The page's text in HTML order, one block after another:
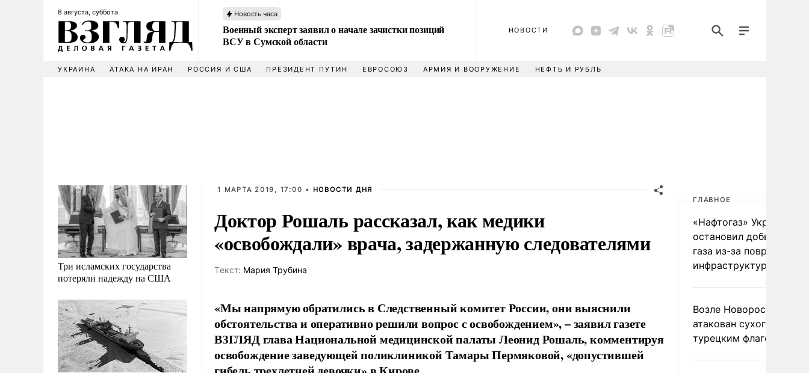
8 августа, суббота Новость часа
Военный эксперт заявил о начале зачистки позиций
ВСУ в Сумской области
НОВОСТИ
УКРАИНА АТАКА НА ИРАН РОССИЯ И США ПРЕЗИДЕНТ ПУТИН ЕВРОСОЮЗ АРМИЯ И ВООРУЖЕНИЕ НЕФТЬ И РУБЛЬ
Три исламских государства
потеряли надежду на США
1 МАРТА 2019, 17:00 • НОВОСТИ ДНЯ
Доктор Рошаль рассказал, как медики
«освобождали» врача, задержанную следователями
Tекст: Мария Трубина
«Мы напрямую обратились в Следственный комитет России, они выяснили
обстоятельства и оперативно решили вопрос с освобождением», – заявил газете
ВЗГЛЯД глава Национальной медицинской палаты Леонид Рошаль, комментируя
освобождение заведующей поликлиникой Тамары Пермяковой, «допустившей
ГЛАВНОЕ
«Нафтогаз» Украины
остановил добычу
газа из-за повреждения
инфраструктуры
Возле Новороссийска
атакован сухогруз под
турецким флагом